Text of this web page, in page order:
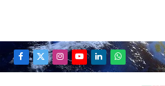
Facebook
X
Instagram
YouTubeLinkedInWhatsApp